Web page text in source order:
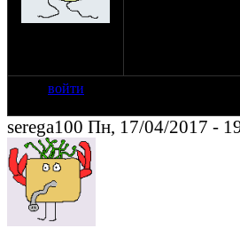
войти
serega100 Пн, 17/04/2017 -